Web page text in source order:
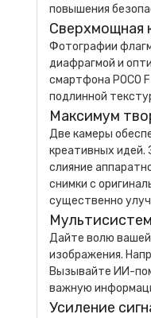
повышения
Сверхмощная
Фотографии
диафрагмой и
смартфона POCO
подлинной
Максимум
Две камеры
креативных идей.
слияние
снимки с
существенно
Дайте волю
изображения.
Вызывайте ИИ-
важную
Усиление